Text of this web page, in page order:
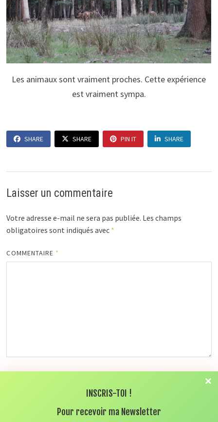
Les animaux sont vraiment proches. Cette expérience
est vraiment sympa.
INSCRIS-TOI !
Pour recevoir ma Newsletter
SHARE SHARE PIN IT SHARE
Laisser un commentaire
Votre adresse e-mail ne sera pas publiée. Les champs
obligatoires sont indiqués avec *
COMMENTAIRE *